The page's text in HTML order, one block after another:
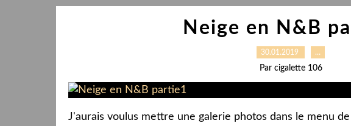
Neige en N&B
30.01.2019 …
Par cigalette 106
J'aurais voulus mettre une galerie photos dans le menu